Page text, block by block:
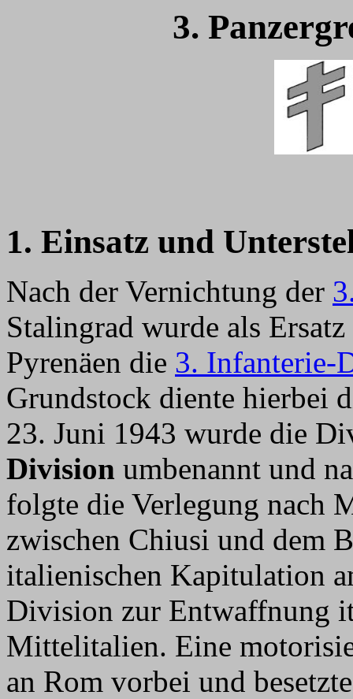
3.
1. Einsatz und
Nach der Vernichtung der
Stalingrad wurde als
Pyrenäen die 3. Infanterie-
Grundstock diente hierbei
23. Juni 1943 wurde die
Division umbenannt und
folgte die Verlegung nach
zwischen Chiusi und dem
italienischen Kapitulation
Division zur Entwaffnung
Mittelitalien. Eine
an Rom vorbei und